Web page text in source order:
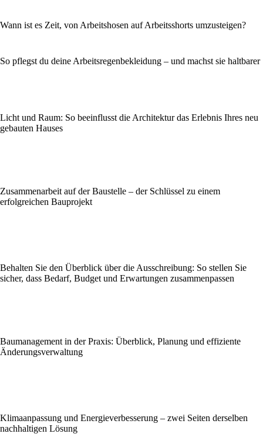
Wann ist es Zeit, von Arbeitshosen auf Arbeitsshorts umzusteigen?
So pflegst du deine Arbeitsregenbekleidung – und machst sie haltbarer
Licht und Raum: So beeinflusst die Architektur das Erlebnis Ihres neu
gebauten Hauses
Zusammenarbeit auf der Baustelle – der Schlüssel zu einem
erfolgreichen Bauprojekt
Behalten Sie den Überblick über die Ausschreibung: So stellen Sie
sicher, dass Bedarf, Budget und Erwartungen zusammenpassen
Baumanagement in der Praxis: Überblick, Planung und effiziente
Änderungsverwaltung
Klimaanpassung und Energieverbesserung – zwei Seiten derselben
nachhaltigen Lösung